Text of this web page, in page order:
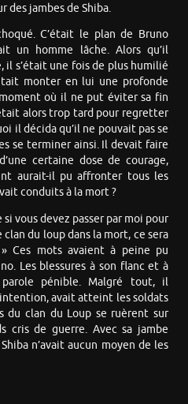
des jambes de Shiba.
C’était le plan de Bruno
un homme lâche. Alors qu’il
il s’était une fois de plus humilié
monter en lui une profonde
moment où il ne put éviter sa fin
alors trop tard pour regretter
il décida qu’il ne pouvait pas se
se terminer ainsi. Il devait faire
certaine dose de courage,
aurait-il pu affronter tous les
conduits à la mort ?
vous devez passer par moi pour
du loup dans la mort, ce sera
Ces mots avaient à peine pu
Les blessures à son flanc et à
pénible. Malgré tout, il
avait atteint les soldats
du clan du Loup se ruèrent sur
cris de guerre. Avec sa jambe
n’avait aucun moyen de les